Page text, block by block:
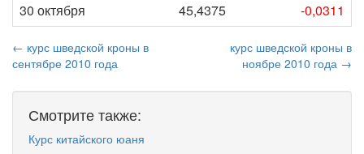
30 октября
45,4375 -0,0311
← курс шведской кроны в
сентябре 2010 года
курс шведской кроны в
ноябре 2010 года →
Смотрите также:
Курс китайского юаня